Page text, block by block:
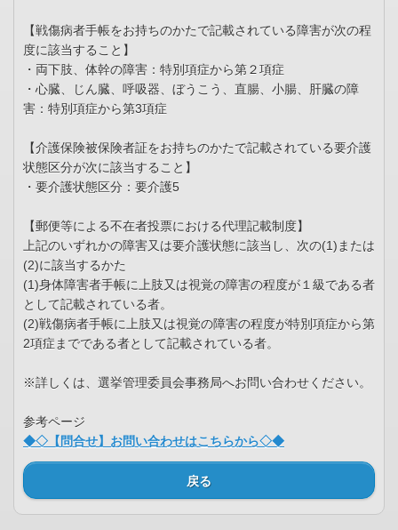
【戦傷病者手帳をお持ちのかたで記載されている障害が次の程
度に該当すること】
・両下肢、体幹の障害：特別項症から第２項症
・心臓、じん臓、呼吸器、ぼうこう、直腸、小腸、肝臓の障
害：特別項症から第3項症
【介護保険被保険者証をお持ちのかたで記載されている要介護
状態区分が次に該当すること】
・要介護状態区分：要介護5
【郵便等による不在者投票における代理記載制度】
上記のいずれかの障害又は要介護状態に該当し、次の(1)または
(2)に該当するかた
(1)身体障害者手帳に上肢又は視覚の障害の程度が１級である者
として記載されている者。
(2)戦傷病者手帳に上肢又は視覚の障害の程度が特別項症から第
2項症までである者として記載されている者。
※詳しくは、選挙管理委員会事務局へお問い合わせください。
参考ページ
◆◇【問合せ】お問い合わせはこちらから◇◆
戻る